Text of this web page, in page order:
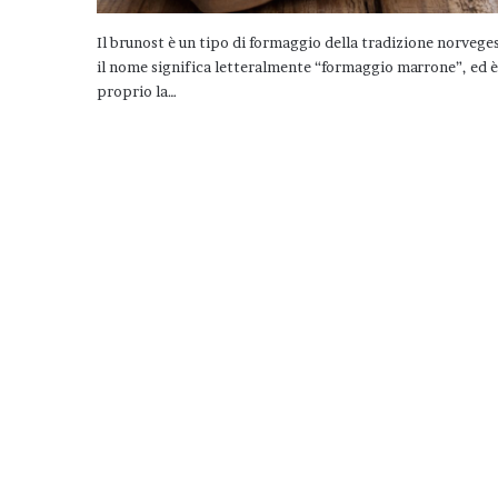
Il brunost è un tipo di formaggio della tradizione
il nome significa letteralmente “formaggio marrone”, ed è
proprio la…